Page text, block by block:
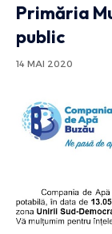
Primăria
public
14 MAI 2020